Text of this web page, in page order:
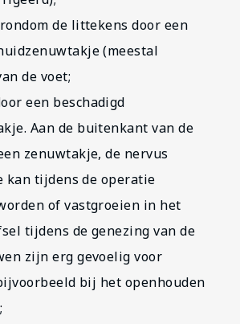
de littekens door een
(meestal
de voet;
een beschadigd
Aan de buitenkant van de
zenuwtakje, de nervus
kan tijdens de operatie
of vastgroeien in het
tijdens de genezing van de
zijn erg gevoelig voor
bij het openhouden